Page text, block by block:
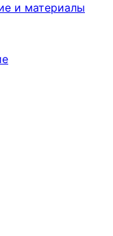
и материалы